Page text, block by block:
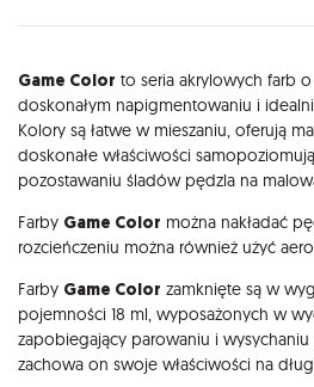
Opis
Game Color to seria akrylowych farb
doskonałym napigmentowaniu i
Kolory są łatwe w mieszaniu, oferują
doskonałe właściwości
pozostawaniu śladów pędzla na
Farby Game Color można nakładać
rozcieńczeniu można również użyć
Farby Game Color zamknięte są w
pojemności 18 ml, wyposażonych w
zapobiegający parowaniu i
zachowa on swoje właściwości na